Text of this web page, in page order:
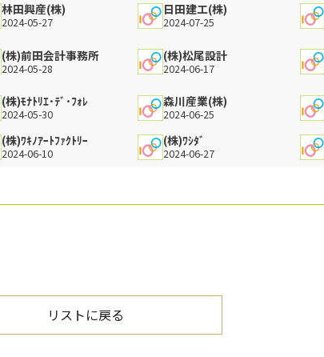
林田興産(株)
2024-05-27
日田建工(株)
2024-07-25
(株)前田会計事務所
2024-05-28
(株)松尾設計
2024-06-17
(株)ﾓﾅﾄﾘｴ･ﾃﾞ･ﾌｫﾚ
2024-05-30
森川産業(株)
2024-06-25
(株)ﾜｷﾉｱｰﾄﾌｧｸﾄﾘｰ
2024-06-10
(株)ﾜｼﾀﾞ
2024-06-27
リストに戻る